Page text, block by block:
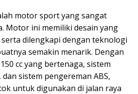
motor sport yang sangat
Motor ini memiliki desain yang
dilengkapi dengan teknologi
semakin menarik. Dengan
cc yang bertenaga, sistem
sistem pengereman ABS,
untuk digunakan di jalan raya